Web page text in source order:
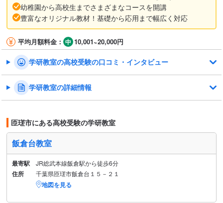
幼稚園から高校生までさまざまなコースを開講
豊富なオリジナル教材！基礎から応用まで幅広く対応
平均月額料金： 10,001~20,000円
学研教室の高校受験の口コミ・インタビュー
学研教室の詳細情報
匝瑳市にある高校受験の学研教室
飯倉台教室
最寄駅 JR総武本線飯倉駅から徒歩6分
住所 千葉県匝瑳市飯倉台１５－２１
地図を見る